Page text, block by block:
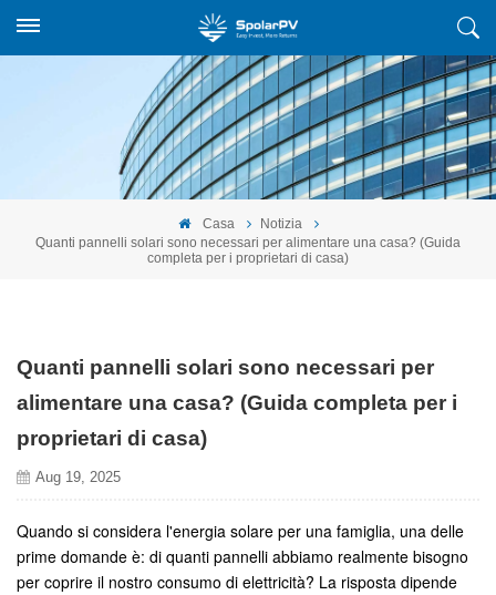
Casa
Notizia
Quanti pannelli solari sono necessari per alimentare una casa? (Guida
completa per i proprietari di casa)
Quanti pannelli solari sono necessari per
alimentare una casa? (Guida completa per i
proprietari di casa)
Aug 19, 2025
Quando si considera l'energia solare per una famiglia, una delle
prime domande è: di quanti pannelli abbiamo realmente bisogno
per coprire il nostro consumo di elettricità? La risposta dipende